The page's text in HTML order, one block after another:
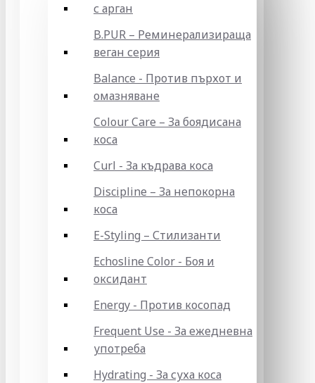
с арган
B.PUR – Реминерализираща
веган серия
Balance - Против пърхот и
омазняване
Colour Care – За боядисана
коса
Curl - За къдрава коса
Discipline – За непокорна
коса
E-Styling – Стилизанти
Echosline Color - Боя и
оксидант
Energy - Против косопад
Frequent Use - За ежедневна
употреба
Hydrating - За суха коса